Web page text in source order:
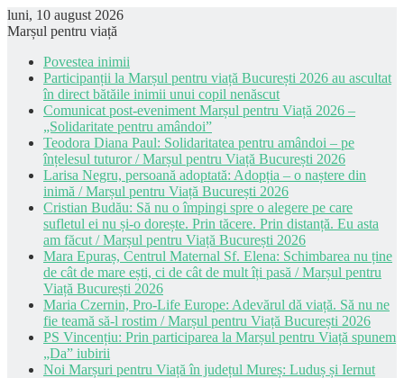
luni, 10 august 2026
Marșul pentru viață
Povestea inimii
Participanții la Marșul pentru viață București 2026 au ascultat
în direct bătăile inimii unui copil nenăscut
Comunicat post-eveniment Marșul pentru Viață 2026 –
„Solidaritate pentru amândoi”
Teodora Diana Paul: Solidaritatea pentru amândoi – pe
înțelesul tuturor / Marșul pentru Viață București 2026
Larisa Negru, persoană adoptată: Adopția – o naștere din
inimă / Marșul pentru Viață București 2026
Cristian Budău: Să nu o împingi spre o alegere pe care
sufletul ei nu și-o dorește. Prin tăcere. Prin distanță. Eu asta
am făcut / Marșul pentru Viață București 2026
Mara Epuraș, Centrul Maternal Sf. Elena: Schimbarea nu ține
de cât de mare ești, ci de cât de mult îți pasă / Marșul pentru
Viață București 2026
Maria Czernin, Pro-Life Europe: Adevărul dă viață. Să nu ne
fie teamă să-l rostim / Marșul pentru Viață București 2026
PS Vincențiu: Prin participarea la Marșul pentru Viață spunem
„Da” iubirii
Noi Marșuri pentru Viață în județul Mureș: Luduș și Iernut